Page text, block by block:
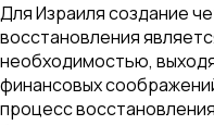
Для Израиля создание
восстановления
необходимостью,
финансовых
процесс